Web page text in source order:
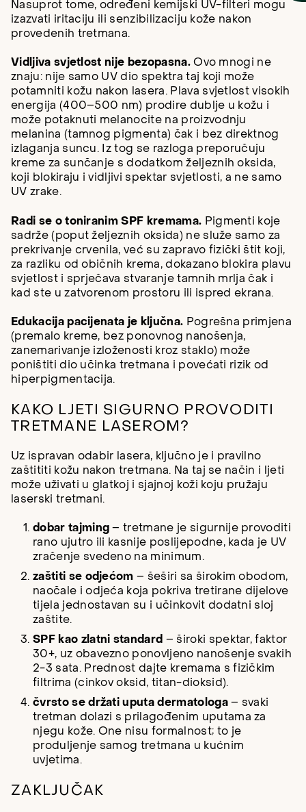
Nasuprot tome, određeni kemijski UV-filteri mogu
izazvati iritaciju ili senzibilizaciju kože nakon
provedenih tretmana.
Vidljiva svjetlost nije bezopasna.Ovo mnogi ne
znaju: nije samo UV dio spektra taj koji može
potamniti kožu nakon lasera. Plava svjetlost visokih
energija (400–500 nm) prodire dublje u kožu i
može potaknuti melanocite na proizvodnju
melanina (tamnog pigmenta) čak i bez direktnog
izlaganja suncu. Iz tog se razloga preporučuju
kreme za sunčanje s dodatkom željeznih oksida,
koji blokiraju i vidljivi spektar svjetlosti, a ne samo
UV zrake.
Radi se o toniranim SPF kremama. Pigmenti koje
sadrže (poput željeznih oksida) ne služe samo za
prekrivanje crvenila, već su zapravo fizički štit koji,
za razliku od običnih krema, dokazano blokira plavu
svjetlost i sprječava stvaranje tamnih mrlja čak i
kad ste u zatvorenom prostoru ili ispred ekrana.
Edukacija pacijenata je ključna. Pogrešna primjena
(premalo kreme, bez ponovnog nanošenja,
zanemarivanje izloženosti kroz staklo) može
poništiti dio učinka tretmana i povećati rizik od
hiperpigmentacija.
KAKO LJETI SIGURNO PROVODITI
TRETMANE LASEROM?
Uz ispravan odabir lasera, ključno je i pravilno
zaštititi kožu nakon tretmana. Na taj se način i ljeti
može uživati u glatkoj i sjajnoj koži koju pružaju
laserski tretmani.
dobar tajming – tretmane je sigurnije provoditi
rano ujutro ili kasnije poslijepodne, kada je UV
zračenje svedeno na minimum.
zaštiti se odjećom – šeširi sa širokim obodom,
naočale i odjeća koja pokriva tretirane dijelove
tijela jednostavan su i učinkovit dodatni sloj
zaštite.
SPF kao zlatni standard – široki spektar, faktor
30+, uz obavezno ponovljeno nanošenje svakih
2-3 sata. Prednost dajte kremama s fizičkim
filtrima (cinkov oksid, titan-dioksid).
čvrsto se držati uputa dermatologa– svaki
tretman dolazi s prilagođenim uputama za
njegu kože. One nisu formalnost; to je
produljenje samog tretmana u kućnim
uvjetima.
ZAKLJUČAK